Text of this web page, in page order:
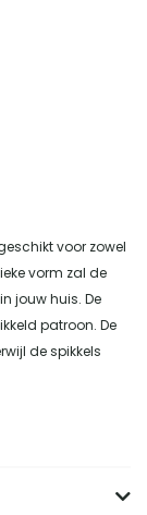
voor zowel
vorm zal de
jouw huis. De
patroon. De
de spikkels